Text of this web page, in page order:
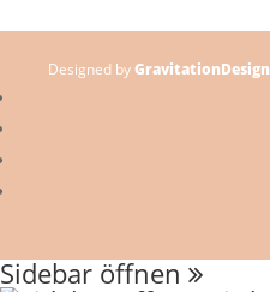
Designed byGravitationDesign
Sidebar öffnen